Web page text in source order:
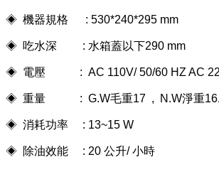
◈ 機器規格 : 530*240*295 mm
◈ 吃水深 : 水箱蓋以下290 mm
◈ 電壓 : AC 110V/ 50/60 HZ AC
◈ 重量 : G.W毛重17 , N.W淨重
◈ 消耗功率 : 13~15 W
◈ 除油效能 : 20 公升/ 小時